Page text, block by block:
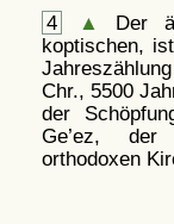
4
▲
Der
koptischen,
Chr., 5500
der
Ge’ez, der
orthodoxen